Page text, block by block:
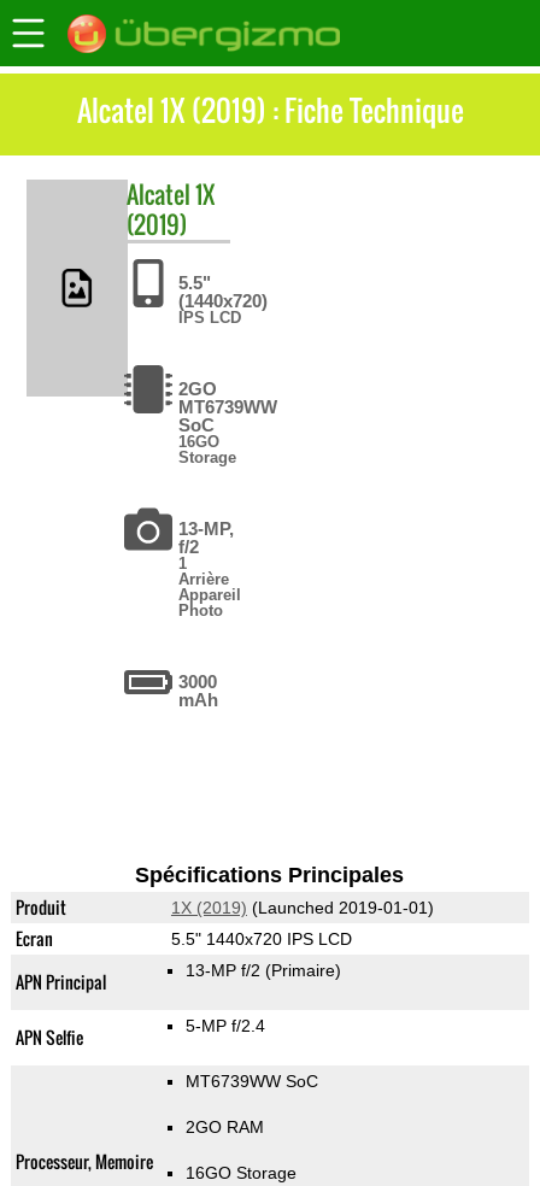
Alcatel 1X (2019) : Fiche Technique
Alcatel1X
(2019)
5.5"
(1440x720)
IPS LCD
2GO
MT6739WW
SoC
16GO
Storage
13-MP,
f/2
1
Arrière
Appareil
Photo
3000
mAh
Spécifications Principales
Produit 1X (2019) (Launched 2019-01-01)
Ecran 5.5" 1440x720 IPS LCD
APN Principal 13-MP f/2 (Primaire)
APN Selfie 5-MP f/2.4
Processeur, Memoire
MT6739WW SoC
2GO RAM
16GO Storage